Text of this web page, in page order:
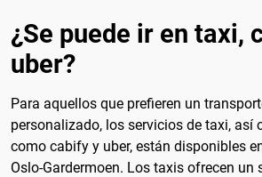
¿Se puede ir en taxi,
uber?
Para aquellos que prefieren un
personalizado, los servicios de taxi, así
como cabify y uber, están disponibles
Oslo-Gardermoen. Los taxis ofrecen un